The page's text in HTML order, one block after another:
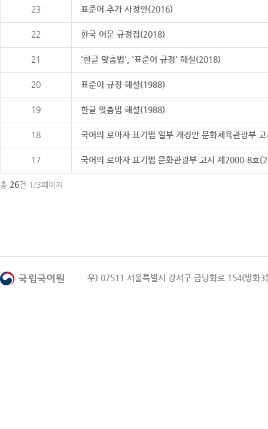
23 표준어 추가 사정안(2016)
22 한국 어문 규정집(2018)
21 '한글 맞춤법', '표준어 규정' 해설(2018)
20 표준어 규정 해설(1988)
19 한글 맞춤법 해설(1988)
18 국어의 로마자 표기법 일부 개정안 문화체육관광부
17 국어의 로마자 표기법 문화관광부 고시 제2000-8호
총 26건 1/3페이지
우) 07511 서울특별시 강서구 금낭화로 154(방화3